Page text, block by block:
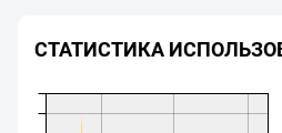
СТАТИСТИКА